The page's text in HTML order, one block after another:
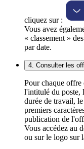
cliquez sur :
Vous avez
« classement »
par date.
4. Consulter les
Pour chaque offre
l'intitulé du poste,
durée de travail,
premiers
publication de
Vous accédez au
ou sur le logo sur